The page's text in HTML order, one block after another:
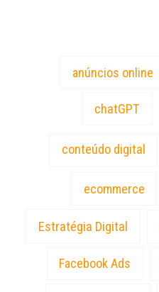
anúncios online
chatGPT
conteúdo digital
ecommerce
Estratégia Digital
Facebook Ads